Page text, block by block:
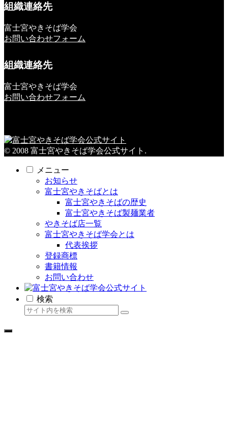
組織連絡先
富士宮やきそば学会
お問い合わせフォーム
組織連絡先
富士宮やきそば学会
お問い合わせフォーム
© 2008 富士宮やきそば学会公式サイト.
メニュー
お知らせ
富士宮やきそばとは
富士宮やきそばの歴史
富士宮やきそば製麺業者
やきそば店一覧
富士宮やきそば学会とは
代表挨拶
登録商標
書籍情報
お問い合わせ
検索